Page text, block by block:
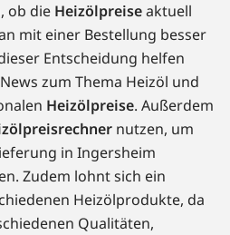
ob die Heizölpreiseaktuell
mit einer Bestellung besser
Entscheidung helfen
zum Thema Heizöl und
Heizölpreise. Außerdem
nutzen, um
in Ingersheim
Zudem lohnt sich ein
Heizölprodukte, da
Qualitäten,